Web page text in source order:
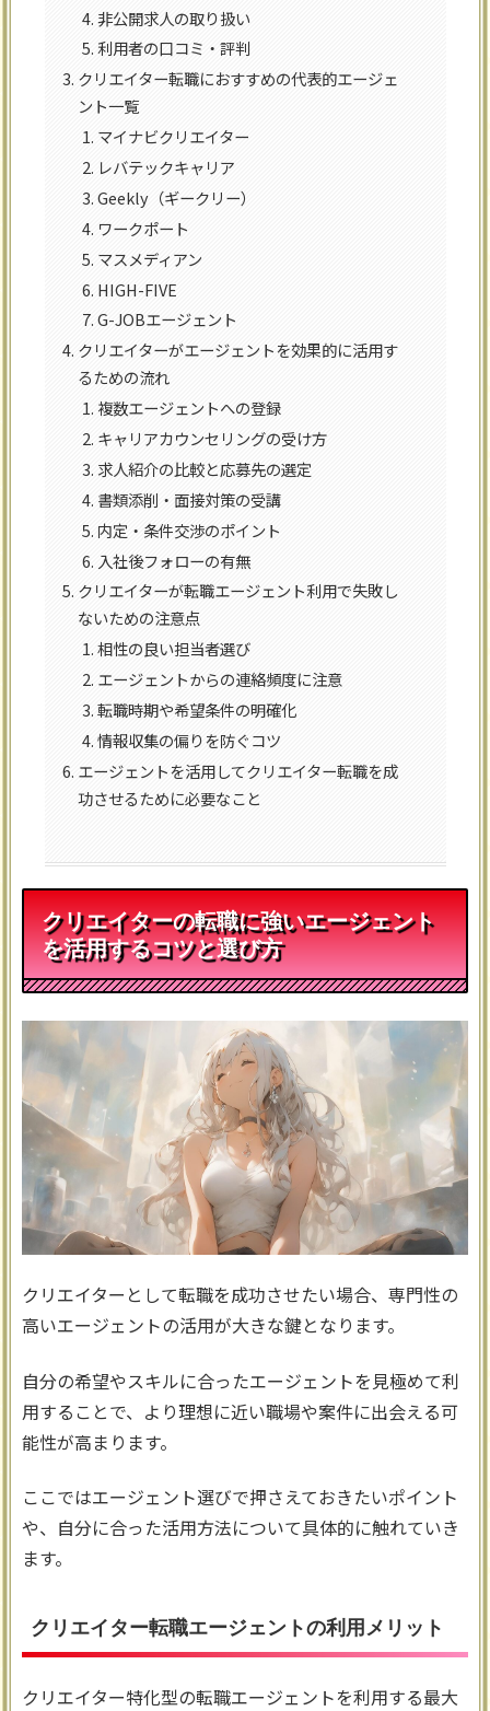
非公開求人の取り扱い
利用者の口コミ・評判
クリエイター転職におすすめの代表的エージェ
ント一覧
マイナビクリエイター
レバテックキャリア
Geekly（ギークリー）
ワークポート
マスメディアン
HIGH-FIVE
G-JOBエージェント
クリエイターがエージェントを効果的に活用す
るための流れ
複数エージェントへの登録
キャリアカウンセリングの受け方
求人紹介の比較と応募先の選定
書類添削・面接対策の受講
内定・条件交渉のポイント
入社後フォローの有無
クリエイターが転職エージェント利用で失敗し
ないための注意点
相性の良い担当者選び
エージェントからの連絡頻度に注意
転職時期や希望条件の明確化
情報収集の偏りを防ぐコツ
エージェントを活用してクリエイター転職を成
功させるために必要なこと
クリエイターの転職に強いエージェント
を活用するコツと選び方
クリエイターとして転職を成功させたい場合、専門性の
高いエージェントの活用が大きな鍵となります。
自分の希望やスキルに合ったエージェントを見極めて利
用することで、より理想に近い職場や案件に出会える可
能性が高まります。
ここではエージェント選びで押さえておきたいポイント
や、自分に合った活用方法について具体的に触れていき
ます。
クリエイター転職エージェントの利用メリット
クリエイター特化型の転職エージェントを利用する最大